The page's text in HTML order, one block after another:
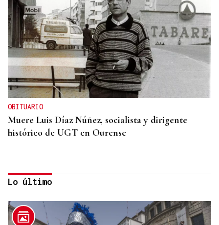
OBITUARIO
Muere Luis Díaz Núñez, socialista y dirigente
histórico de UGT en Ourense
Lo último